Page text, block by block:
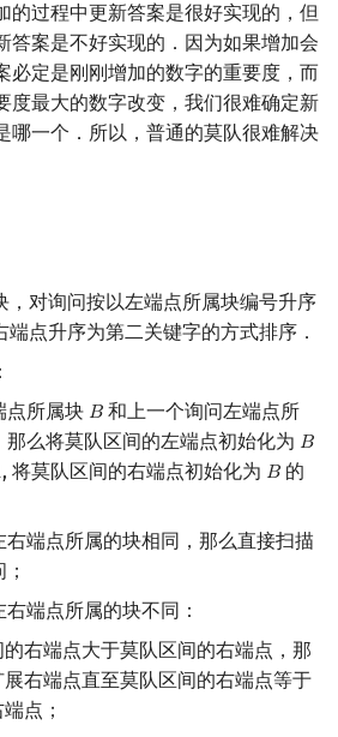
Sublime Text
CP Editor
Tim 排序
排序相关 STL
升幂引理
阶乘取模
二次剩余
阶 & 原根
离散对数
高次剩余 & 单位根
莫比乌斯反演
Lagrange 反演
形式幂级数复合|复合逆
范德蒙德卷积
Pólya 计数
法
树上随机游走
的过程中更新答案是很好实现的，但
答案是不好实现的．因为如果增加会
必定是刚刚增加的数字的重要度，而
度最大的数字改变，我们很难确定新
哪一个．所以，普通的莫队很难解决
，对询问按以左端点所属块编号升序
端点升序为第二关键字的方式排序．
点所属块 𝐵
B 和上一个询问左端点所
那么将莫队区间的左端点初始化为 𝐵
B
, 将莫队区间的右端点初始化为 𝐵
B 的
右端点所属的块相同，那么直接扫描
端点所属的块不同：
右端点大于莫队区间的右端点，那
右端点直至莫队区间的右端点等于
点；